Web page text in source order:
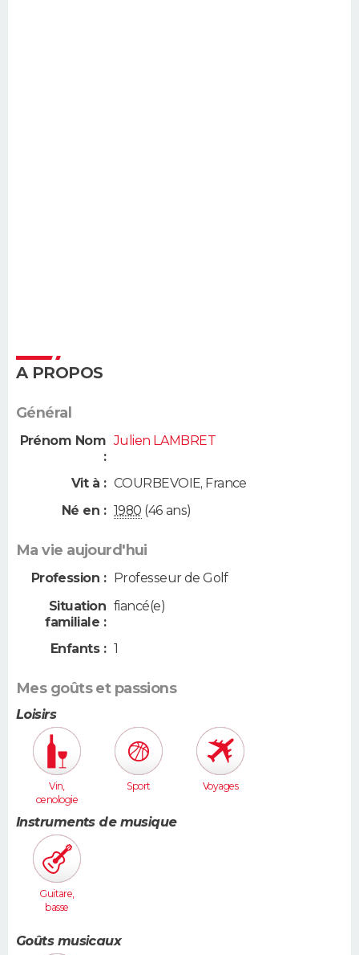
A PROPOS
Général
Prénom Nom
:
Julien LAMBRET
Vit à : COURBEVOIE, France
Né en : 1980 (46 ans)
Ma vie aujourd'hui
Profession :
Professeur de Golf
Situation
familiale :
fiancé(e)
Enfants : 1
Mes goûts et passions
Loisirs
Vin,
oenologie
Sport Voyages
Instruments de musique
Guitare,
basse
Goûts musicaux